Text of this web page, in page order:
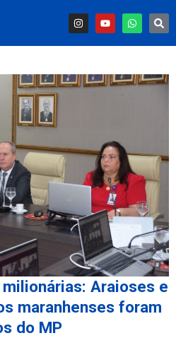
Araioses e
maranhenses foram
do MP